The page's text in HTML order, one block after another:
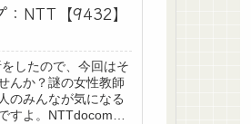
NTT【9432】
したので、今回はそ
んか？謎の女性教師
のみんなが気になる
すよ。NTTdocomo